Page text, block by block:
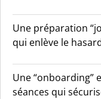
Une préparation
qui enlève le
Une “onboarding”
séances qui